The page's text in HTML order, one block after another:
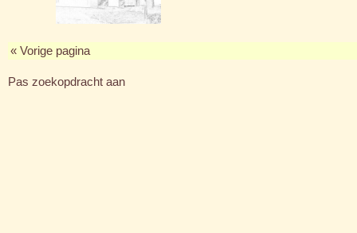
« Vorige pagina
Pas zoekopdracht aan